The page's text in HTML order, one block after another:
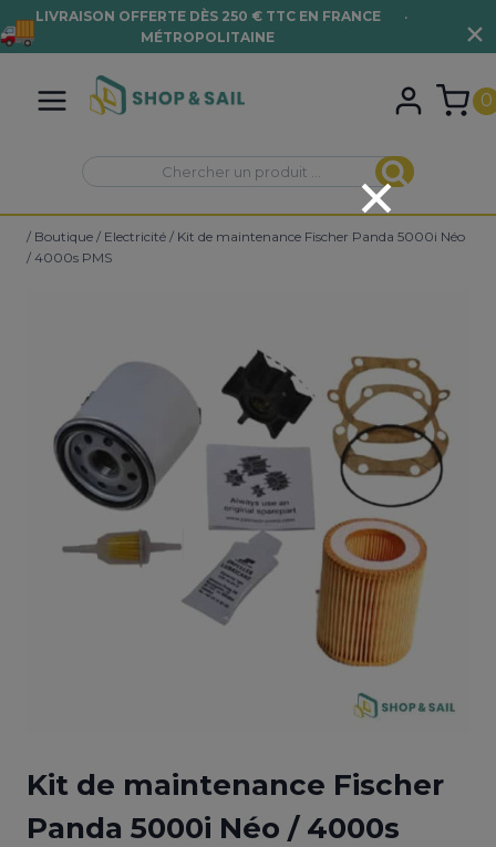
contenu
0
Recherche
pour :
Recherche
/ Boutique / Electricité / Kit de maintenance Fischer Panda 5000i Néo
/ 4000s PMS
Kit de maintenance Fischer
Panda 5000i Néo / 4000s
LIVRAISON OFFERTE DÈS 250 € TTC EN FRANCE
MÉTROPOLITAINE
•
CONDITIONS